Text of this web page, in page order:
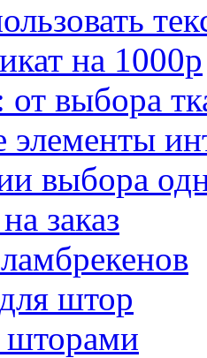
на 1000р
выбора
выбора
заказ
штор
шторами